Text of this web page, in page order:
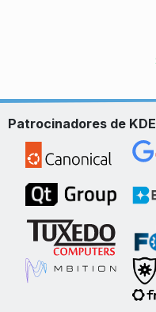
Patrocinadores de KDE